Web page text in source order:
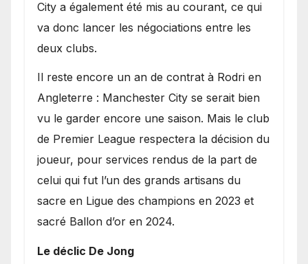
City a également été mis au courant, ce qui
va donc lancer les négociations entre les
deux clubs.
​Il reste encore un an de contrat à Rodri en
Angleterre : Manchester City se serait bien
vu le garder encore une saison. Mais le club
de Premier League respectera la décision du
joueur, pour services rendus de la part de
celui qui fut l’un des grands artisans du
sacre en Ligue des champions en 2023 et
sacré Ballon d’or en 2024.
Le déclic De Jong